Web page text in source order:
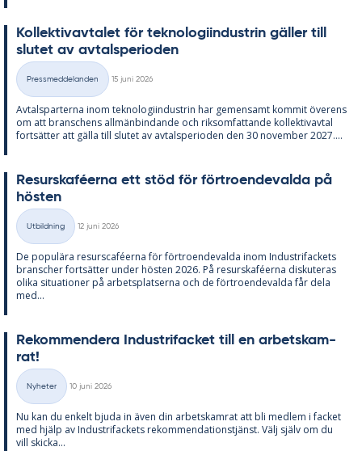
Kol­lek­tivav­ta­let för tek­no­lo­gi­in­du­strin gäl­ler till
slu­tet av av­tal­s­pe­ri­o­den
Kategorier
Pressmeddelanden
15 juni 2026
Av­tals­par­ter­na inom tek­no­lo­gi­in­du­strin har ge­men­samt kom­mit över­ens
om att bran­schens all­män­bin­dan­de och riksom­fat­tan­de kol­lek­tivav­tal
fort­sät­ter att gäl­la till slu­tet av av­tal­s­pe­ri­o­den den 30 no­vem­ber 2027....
Re­surskafé­er­na ett stöd för för­tro­en­de­val­da på
hös­ten
Kategorier
Utbildning
12 juni 2026
De po­pu­lä­ra re­surscafé­er­na för för­tro­en­de­val­da inom In­du­stri­fac­kets
branscher fort­sät­ter un­der hös­ten 2026. På re­surskafé­er­na dis­ku­te­ras
oli­ka si­tu­a­tio­ner på ar­bets­plat­ser­na och de för­tro­en­de­val­da får dela
med...
Re­kom­men­de­ra In­du­stri­fac­ket till en ar­bets­kam­
rat!
Kategorier
Nyheter
10 juni 2026
Nu kan du en­kelt bju­da in även din ar­bets­kam­rat att bli med­lem i fac­ket
med hjälp av In­du­stri­fac­kets re­kom­men­da­tions­tjänst. Välj själv om du
vill skic­ka...